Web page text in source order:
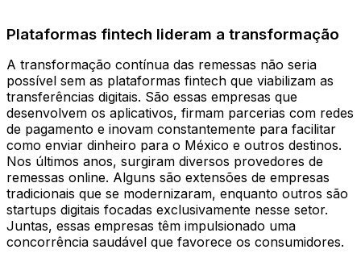
Plataformas fintech lideram a transformação
A transformação contínua das remessas não seria
possível sem as plataformas fintech que viabilizam as
transferências digitais. São essas empresas que
desenvolvem os aplicativos, firmam parcerias com redes
de pagamento e inovam constantemente para facilitar
como enviar dinheiro para o México e outros destinos.
Nos últimos anos, surgiram diversos provedores de
remessas online. Alguns são extensões de empresas
tradicionais que se modernizaram, enquanto outros são
startups digitais focadas exclusivamente nesse setor.
Juntas, essas empresas têm impulsionado uma
concorrência saudável que favorece os consumidores.